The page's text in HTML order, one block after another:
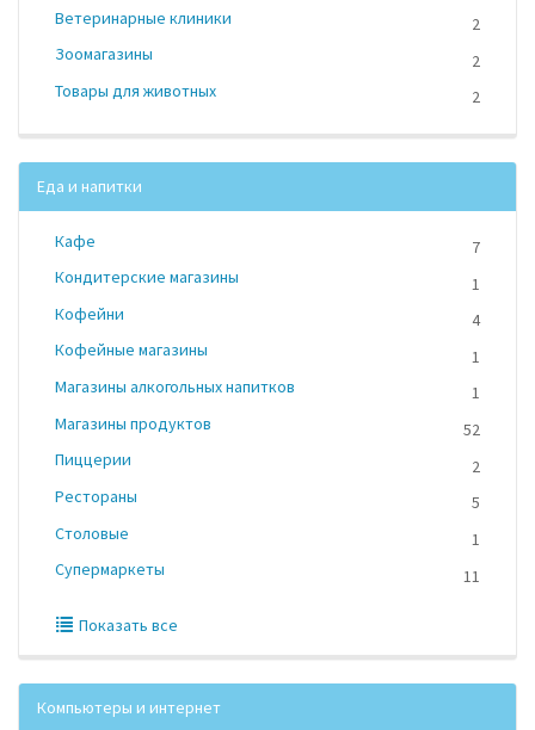
Ветеринарные клиники
2
Зоомагазины
2
Товары для животных
2
Еда и напитки
Кафе
7
Кондитерские магазины
1
Кофейни
4
Кофейные магазины
1
Магазины алкогольных напитков
1
Магазины продуктов
52
Пиццерии
2
Рестораны
5
Столовые
1
Супермаркеты
11
Показать все
Компьютеры и интернет